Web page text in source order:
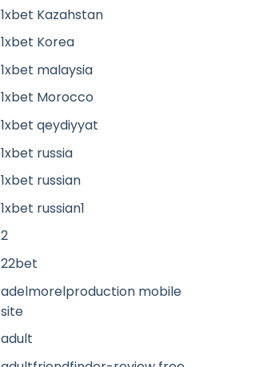
1xbet Kazahstan
1xbet Korea
1xbet malaysia
1xbet Morocco
1xbet qeydiyyat
1xbet russia
1xbet russian
1xbet russian1
2
22bet
adelmorelproduction mobile
site
adult